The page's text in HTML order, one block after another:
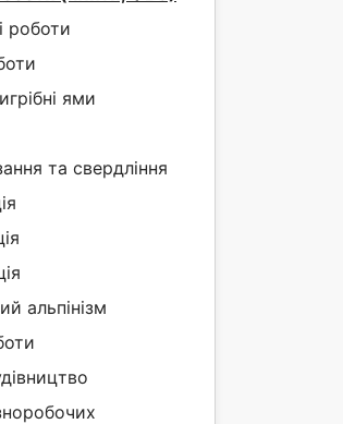
роботи
ями
та свердління
альпінізм